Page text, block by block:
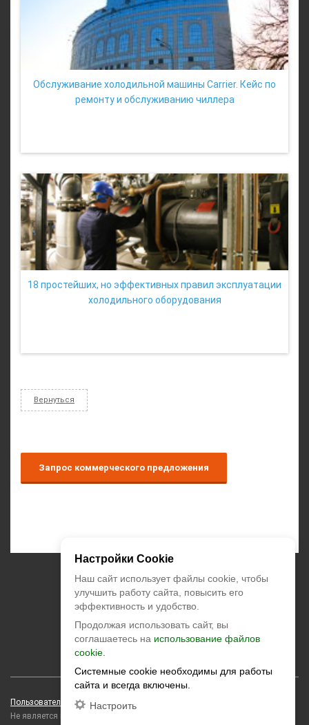
Обслуживание холодильной машины Carrier. Кейс по
ремонту и обслуживанию чиллера
18 простейших, но эффективных правил эксплуатации
холодильного оборудования
Вернуться
Запрос коммерческого предложения
+7 (495) 374-55-85
zakaz@climatstar.ru
Москва,Кибальчича, д.2 корп.1
climatstar © 2026 All rights reserved
Пользовательское соглашение
Не является публичной офертой
Настройки Cookie
Наш сайт использует файлы cookie, чтобы
улучшить работу сайта, повысить его
эффективность и удобство.
Продолжая использовать сайт, вы
соглашаетесь на использование файлов
cookie.
Системные cookie необходимы для работы
сайта и всегда включены.
Настроить